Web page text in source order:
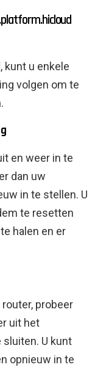
kunt u enkele
volgen om te
en weer in te
dan uw
in te stellen. U
te resetten
halen en er
probeer
uit het
U kunt
opnieuw in te